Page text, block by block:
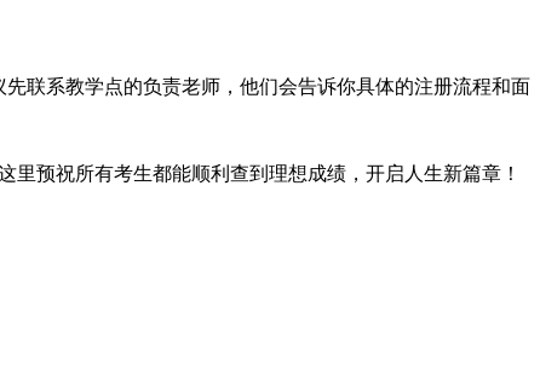
联系教学点的负责老师，他们会告诉你具体的注册流程和面
预祝所有考生都能顺利查到理想成绩，开启人生新篇章！